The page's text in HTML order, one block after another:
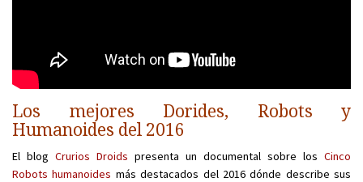
Los mejores Dorides, Robots y
Humanoides del 2016
El blog Crurios Droids presenta un documental sobre los Cinco
Robots humanoides más destacados del 2016 dónde describe sus